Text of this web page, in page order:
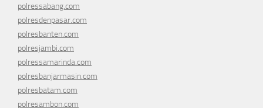
polressabang.com
polresdenpasar.com
polresbanten.com
polresjambi.com
polressamarinda.com
polresbanjarmasin.com
polresbatam.com
polresambon.com